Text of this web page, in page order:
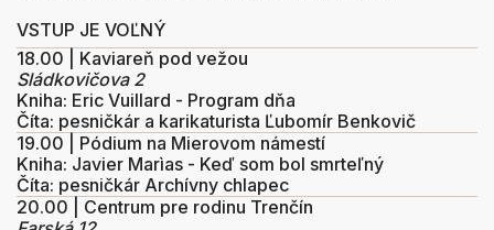
VSTUP JE VOĽNÝ
18.00 | Kaviareň pod vežou
Sládkovičova 2
Kniha: Eric Vuillard - Program dňa
Číta: pesničkár a karikaturista Ľubomír Benkovič
19.00 | Pódium na Mierovom námestí
Kniha: Javier Marìas - Keď som bol smrteľný
Číta: pesničkár Archívny chlapec
20.00 | Centrum pre rodinu Trenčín